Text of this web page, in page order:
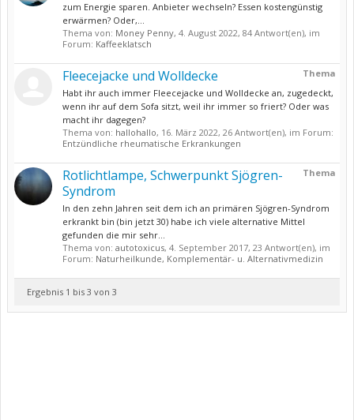
zum Energie sparen. Anbieter wechseln? Essen kostengünstig
erwärmen? Oder,...
Thema von: Money Penny, 4. August 2022, 84 Antwort(en), im
Forum: Kaffeeklatsch
Thema
Fleecejacke und Wolldecke
Habt ihr auch immer Fleecejacke und Wolldecke an, zugedeckt,
wenn ihr auf dem Sofa sitzt, weil ihr immer so friert? Oder was
macht ihr dagegen?
Thema von: hallohallo, 16. März 2022, 26 Antwort(en), im Forum:
Entzündliche rheumatische Erkrankungen
Thema
Rotlichtlampe, Schwerpunkt Sjögren-
Syndrom
In den zehn Jahren seit dem ich an primären Sjögren-Syndrom
erkrankt bin (bin jetzt 30) habe ich viele alternative Mittel
gefunden die mir sehr...
Thema von: autotoxicus, 4. September 2017, 23 Antwort(en), im
Forum: Naturheilkunde, Komplementär- u. Alternativmedizin
Ergebnis 1 bis 3 von 3